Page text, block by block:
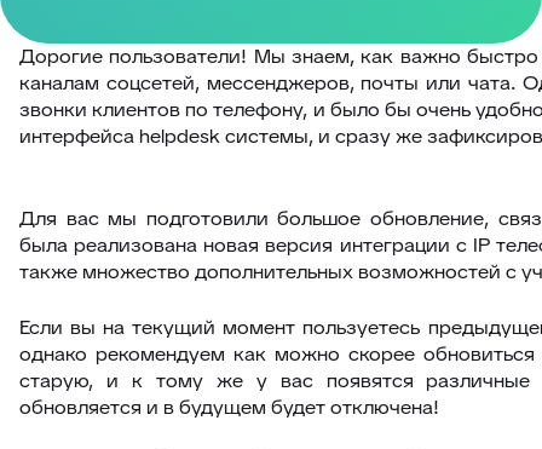
Дорогие пользователи! Мы знаем, как важно
каналам соцсетей, мессенджеров, почты или чата.
звонки клиентов по телефону, и было бы очень
интерфейса helpdesk системы, и сразу же
Для вас мы подготовили большое обновление,
была реализована новая версия интеграции с IP
также множество дополнительных возможностей с
Если вы на текущий момент пользуетесь
однако рекомендуем как можно скорее
старую, и к тому же у вас появятся
обновляется и в будущем будет отключена!